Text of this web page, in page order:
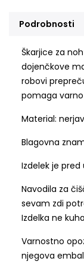
Podrobnosti
Škarjice za
dojenčkove
robovi
pomaga
Material:
Blagovna
Izdelek je
Navodila za
sevam zdi
Izdelka ne
Varnostno
njegova